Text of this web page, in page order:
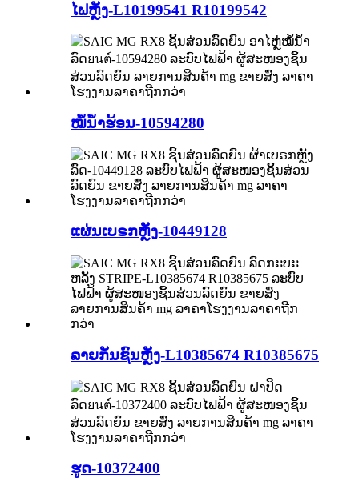
ໄຟຫຼັງ-L10199541 R10199542
ໝໍ້ນ້ຳຮ້ອນ-10594280
ແຜ່ນເບຣກຫຼັງ-10449128
ລາຍກັນຊົນຫຼັງ-L10385674 R10385675
ຮູດ-10372400